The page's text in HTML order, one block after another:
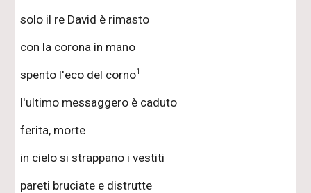
solo il re David è rimasto
con la corona in mano
spento l'eco del corno1
l'ultimo messaggero è caduto
ferita, morte
in cielo si strappano i vestiti
pareti bruciate e distrutte